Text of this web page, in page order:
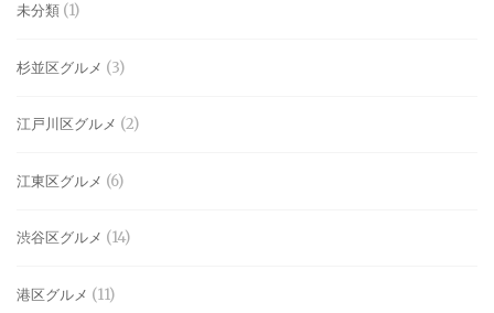
未分類 (1)
杉並区グルメ (3)
江戸川区グルメ (2)
江東区グルメ (6)
渋谷区グルメ (14)
港区グルメ (11)